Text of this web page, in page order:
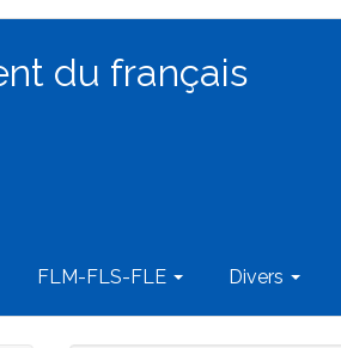
du français
FLM-FLS-FLE Divers